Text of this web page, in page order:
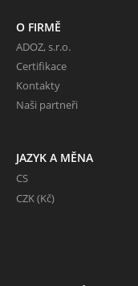
O FIRMĚ
ADOZ, s.r.o.
Certifikace
Kontakty
Naši partneři
JAZYK A MĚNA
CS
CZK (Kč)